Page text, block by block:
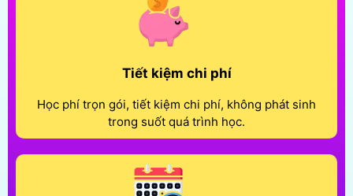
Tiết kiệm chi phí
Học phí trọn gói, tiết kiệm chi phí, không phát sinh
trong suốt quá trình học.